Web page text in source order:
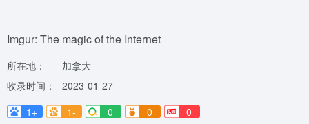
Imgur: The magic of the Internet
所在地：
加拿大
收录时间：
2023-01-27
1+
1- 0 0 0